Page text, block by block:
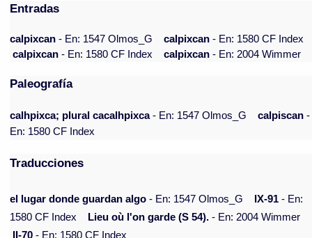
Entradas
calpixcan- En: 1547 Olmos_G calpixcan- En: 1580 CF Index
calpixcan- En: 1580 CF Index calpixcan- En: 2004 Wimmer
Paleografía
calhpixca; plural cacalhpixca- En: 1547 Olmos_G calpiscan -
En: 1580 CF Index
Traducciones
el lugar donde guardan algo - En: 1547 Olmos_G IX-91 - En:
1580 CF Index
Lieu où l'on garde (S 54). - En: 2004 Wimmer
II-70 - En: 1580 CF Index